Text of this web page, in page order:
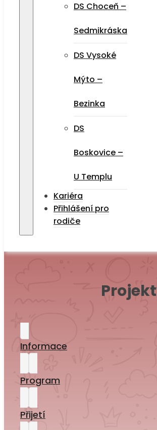
DS Choceň –
Sedmikráska
DS Vysoké
Mýto –
Bezinka
DS
Boskovice –
U Templu
Kariéra
Přihlášení pro
rodiče
Informace
Program
Přijetí